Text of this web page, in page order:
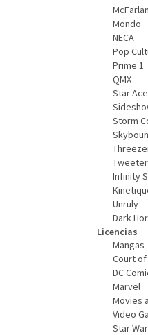
Mondo
NECA
Pop
Prime 1
QMX
Star Ace
Storm
Infinity
Unruly
Dark
Licencias
Mangas
Court
DC
Marvel
Movies
Video
Star